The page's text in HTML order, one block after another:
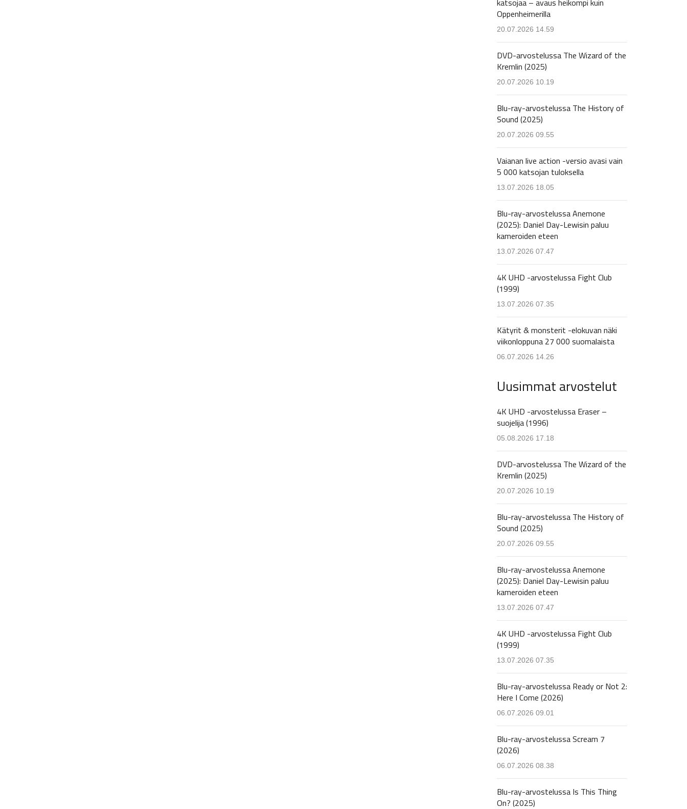
Oppenheimerilla
20.07.2026 14.59
DVD-arvostelussa The Wizard of the
Kremlin (2025)
20.07.2026 10.19
Blu-ray-arvostelussa The History of
Sound (2025)
20.07.2026 09.55
Vaianan live action -versio avasi vain
5 000 katsojan tuloksella
13.07.2026 18.05
Blu-ray-arvostelussa Anemone
(2025): Daniel Day-Lewisin paluu
kameroiden eteen
13.07.2026 07.47
4K UHD -arvostelussa Fight Club
(1999)
13.07.2026 07.35
Kätyrit & monsterit -elokuvan näki
viikonloppuna 27 000 suomalaista
06.07.2026 14.26
Uusimmat arvostelut
4K UHD -arvostelussa Eraser –
suojelija (1996)
05.08.2026 17.18
DVD-arvostelussa The Wizard of the
Kremlin (2025)
20.07.2026 10.19
Blu-ray-arvostelussa The History of
Sound (2025)
20.07.2026 09.55
Blu-ray-arvostelussa Anemone
(2025): Daniel Day-Lewisin paluu
kameroiden eteen
13.07.2026 07.47
4K UHD -arvostelussa Fight Club
(1999)
13.07.2026 07.35
Blu-ray-arvostelussa Ready or Not 2:
Here I Come (2026)
06.07.2026 09.01
Blu-ray-arvostelussa Scream 7
(2026)
06.07.2026 08.38
Blu-ray-arvostelussa Is This Thing
On? (2025)